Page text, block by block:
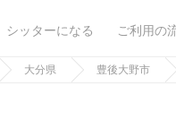
シッターになる ご利用の
大分県 豊後大野市